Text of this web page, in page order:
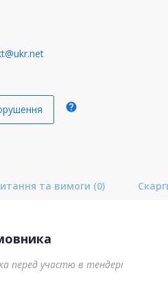
help
та вимоги (0)
перед участю в тендері